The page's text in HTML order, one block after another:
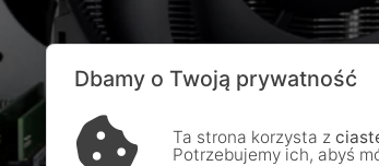
Dbamy o Twoją prywatność
Ta strona korzysta z
Potrzebujemy ich, abyś